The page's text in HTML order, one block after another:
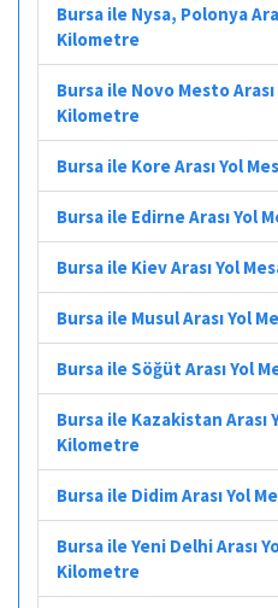
Bursa ile Nysa, Polonya
Kilometre
Bursa ile Novo Mesto
Kilometre
Bursa ile Kore Arası Yol
Bursa ile Edirne Arası Yol
Bursa ile Kiev Arası Yol
Bursa ile Musul Arası Yol
Bursa ile Söğüt Arası Yol
Bursa ile Kazakistan Arası
Kilometre
Bursa ile Didim Arası Yol
Bursa ile Yeni Delhi Arası
Kilometre